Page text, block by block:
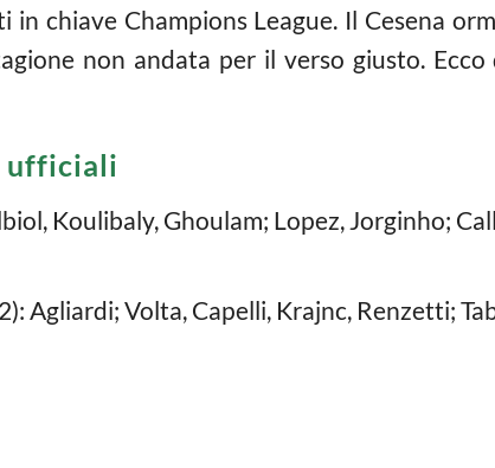
chiave Champions League. Il Cesena
non andata per il verso giusto.
ufficiali
Koulibaly, Ghoulam; Lopez, Jorginho;
Agliardi; Volta, Capelli, Krajnc, Renzetti;